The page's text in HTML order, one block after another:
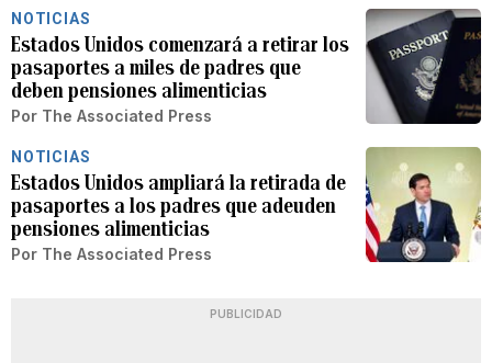
NOTICIAS
Estados Unidos comenzará a retirar los
pasaportes a miles de padres que
deben pensiones alimenticias
Por The Associated Press
NOTICIAS
Estados Unidos ampliará la retirada de
pasaportes a los padres que adeuden
pensiones alimenticias
Por The Associated Press
PUBLICIDAD